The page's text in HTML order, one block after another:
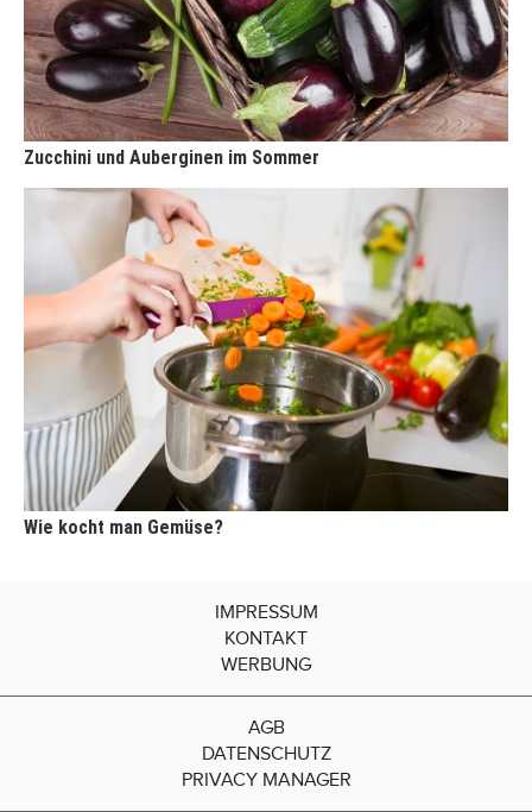
Zucchini und Auberginen im Sommer
Wie kocht man Gemüse?
IMPRESSUM
KONTAKT
WERBUNG
AGB
DATENSCHUTZ
PRIVACY MANAGER